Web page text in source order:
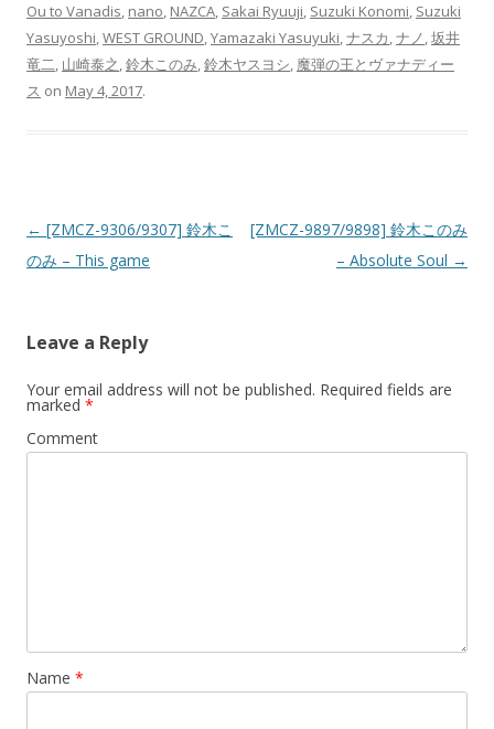
Ou to Vanadis, nano, NAZCA, Sakai Ryuuji, Suzuki Konomi, Suzuki
Yasuyoshi,WEST GROUND,Yamazaki Yasuyuki,ナスカ,ナノ,坂井
竜二, 山崎泰之,鈴木このみ,鈴木ヤスヨシ, 魔弾の王とヴァナディー
ス on May 4, 2017.
Post navigation
← [ZMCZ-9306/9307] 鈴木こ
のみ – This game
[ZMCZ-9897/9898] 鈴木このみ
– Absolute Soul →
Leave a Reply
Your email address will not be published. Required fields are
marked *
Comment
Name *